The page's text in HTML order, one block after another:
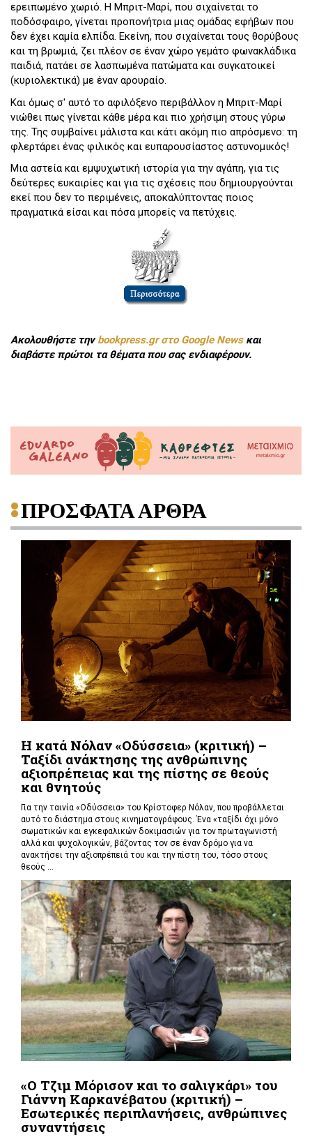
ερειπωμένο χωριό. Η Μπριτ-Μαρί, που σιχαίνεται το
ποδόσφαιρο, γίνεται προπονήτρια μιας ομάδας εφήβων που
δεν έχει καμία ελπίδα. Εκείνη, που σιχαίνεται τους θορύβους
και τη βρωμιά, ζει πλέον σε έναν χώρο γεμάτο φωνακλάδικα
παιδιά, πατάει σε λασπωμένα πατώματα και συγκατοικεί
(κυριολεκτικά) με έναν αρουραίο.
Και όμως σ' αυτό το αφιλόξενο περιβάλλον η Μπριτ-Μαρί
νιώθει πως γίνεται κάθε μέρα και πιο χρήσιμη στους γύρω
της. Της συμβαίνει μάλιστα και κάτι ακόμη πιο απρόσμενο: τη
φλερτάρει ένας φιλικός και ευπαρουσίαστος αστυνομικός!
Μια αστεία και εμψυχωτική ιστορία για την αγάπη, για τις
δεύτερες ευκαιρίες και για τις σχέσεις που δημιουργούνται
εκεί που δεν το περιμένεις, αποκαλύπτοντας ποιος
πραγματικά είσαι και πόσα μπορείς να πετύχεις.
Ακολουθήστε τηνbookpress.gr στο Google Newsκαι
διαβάστε πρώτοι τα θέματα που σας ενδιαφέρουν.
ΠΡΟΣΦΑΤΑ ΑΡΘΡΑ
Η κατά Νόλαν «Οδύσσεια» (κριτική) –
Ταξίδι ανάκτησης της ανθρώπινης
αξιοπρέπειας και της πίστης σε θεούς
και θνητούς
Για την ταινία «Οδύσσεια» του Κρίστοφερ Νόλαν,που προβάλλεται
αυτό το διάστημα στους κινηματογράφους. Ένα «ταξίδι όχι μόνο
σωματικών και εγκεφαλικών δοκιμασιών για τον πρωταγωνιστή
αλλά και ψυχολογικών, βάζοντας τον σε έναν δρόμο για να
ανακτήσει την αξιοπρέπειά του και την πίστη του, τόσο στους
θεούς ...
«Ο Τζιμ Μόρισον και το σαλιγκάρι» του
Γιάννη Καρκανέβατου (κριτική) –
Εσωτερικές περιπλανήσεις, ανθρώπινες
συναντήσεις